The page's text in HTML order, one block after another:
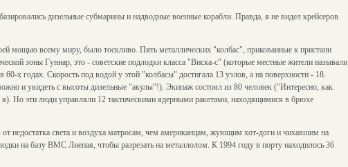
дизельные субмарины и надводные военные корабли. Правда, я не видел крейсеров
мощью всему миру, было тоскливо. Пять металлических "колбас", прикованные к пристани
зоны Гуннар, это - советские подлодки класса "Виска-с" (которые местные жители называли
х годах. Скорость под водой у этой "колбасы" достигала 13 узлов, а на поверхности - 18.
и увидеть с высоты дизельные "акулы"!). Экипаж состоял из 80 человек ("Интересно, как
я). Но эти люди управляли 12 тактическими ядерными ракетами, находящимися в брюхе
недостатка света и воздуха матросам, чем американцам, жующим хот-доги и чихавшим на
на базу ВМС Лиепая, чтобы разрезать на металлолом. К 1994 году в порту находилось 36